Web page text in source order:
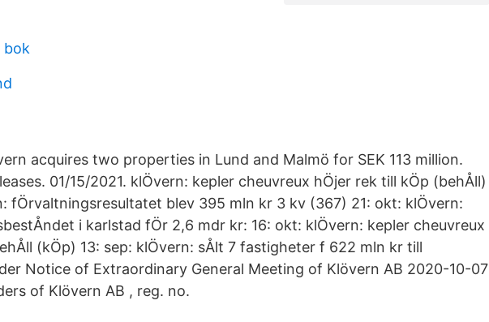
bok
acquires two properties in Lund and Malmö for SEK 113 million.
01/15/2021. klÖvern: kepler cheuvreux hÖjer rek till kÖp (behÅll)
fÖrvaltningsresultatet blev 395 mln kr 3 kv (367) 21: okt: klÖvern:
i karlstad fÖr 2,6 mdr kr: 16: okt: klÖvern: kepler cheuvreux
(kÖp) 13: sep: klÖvern: sÅlt 7 fastigheter f 622 mln kr till
Notice of Extraordinary General Meeting of Klövern AB 2020-10-07
of Klövern AB , reg. no.